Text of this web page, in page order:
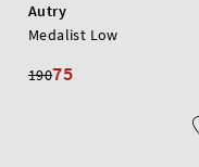
Autry
Medalist Low
19075